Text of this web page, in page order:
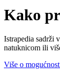
Kako
Istrapedia sadrži
natuknicom ili
Više o